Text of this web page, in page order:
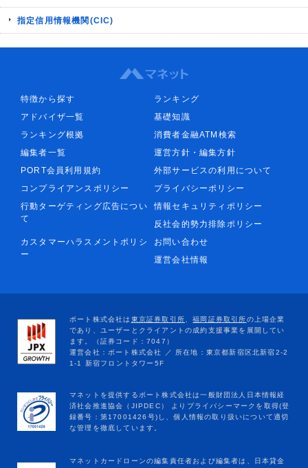
指定信用情報機関(CIC)
特徴から探す
ランキング
アドバイザ一覧
基礎知識
ランキング根拠
消費者金融ATM検索
編集者一覧
運営方針・編集方針
PORT会員利用規約
外部サービスの利用について
コンプライアンスポリシー
プライバシーポリシー
行動ターゲティング広告につい
て
情報セキュリティポリシー
反社会的勢力排除ポリシー
カスタマーハラスメントポリシ
ー
お問い合わせ
運営会社情報
マネットカードローンの編集責任者および編集者は、日本貸金